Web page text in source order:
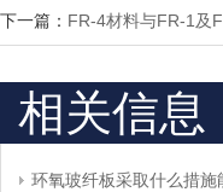
下一篇： FR-4材料与FR-1及
相关信息
环氧玻纤板采取什么措施